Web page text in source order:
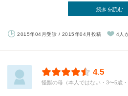
続きを読む
2015年04月受診 / 2015年04月投稿 4人
4.5
怪獣の母（本人ではない・3〜5歳